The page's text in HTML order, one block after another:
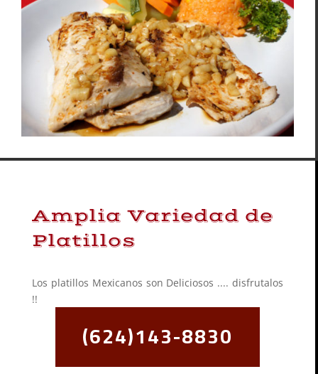
Amplia Variedad de
Platillos
Los platillos Mexicanos son Deliciosos .... disfrutalos
!!
(624)143-8830